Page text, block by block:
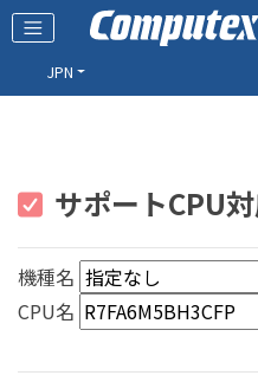
JPN
サポートCPU
機種名
CPU名